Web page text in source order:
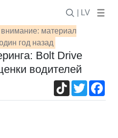
| LV
материал
год назад
Bolt Drive
водителей
TikTokTwitter